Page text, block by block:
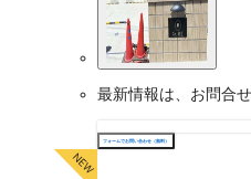
最新情報は、お問合
フォームでお問い合わせ（無料）